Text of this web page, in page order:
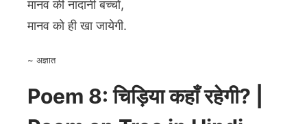
मानव की नादानी बच्चों,
मानव को ही खा जायेगी.
~ अज्ञात
Poem 8: चिड़िया कहाँ रहेगी? |